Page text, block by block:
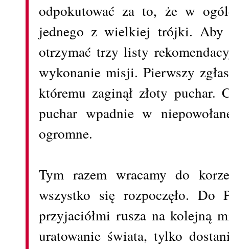
odpokutować za to, że w
jednego z wielkiej trójki. Aby
otrzymać trzy listy
wykonanie misji. Pierwszy
któremu zaginął złoty
puchar wpadnie w
ogromne.
Tym razem wracamy do
wszystko się rozpoczęło. Do
przyjaciółmi rusza na kolejną
uratowanie świata, tylko